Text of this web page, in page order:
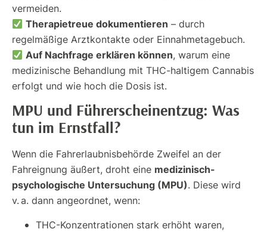
vermeiden.
Therapietreue dokumentieren – durch
regelmäßige Arztkontakte oder Einnahmetagebuch.
Auf Nachfrage erklären können, warum eine
medizinische Behandlung mit THC-haltigem Cannabis
erfolgt und wie hoch die Dosis ist.
MPU und Führerscheinentzug: Was
tun im Ernstfall?
Wenn die Fahrerlaubnisbehörde Zweifel an der
Fahreignung äußert, droht eine medizinisch-
psychologische Untersuchung (MPU). Diese wird
v. a. dann angeordnet, wenn:
THC-Konzentrationen stark erhöht waren,